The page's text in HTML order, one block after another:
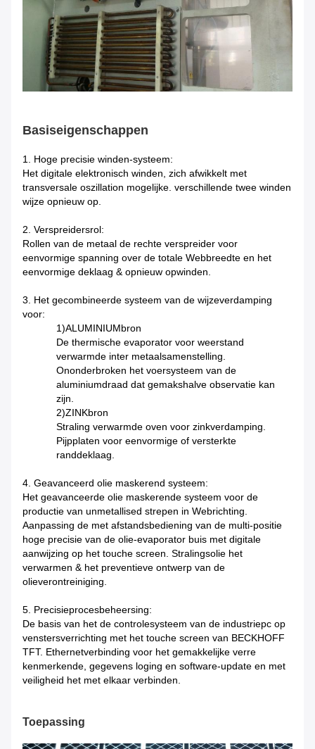
Basiseigenschappen
1. Hoge precisie winden-systeem:
Het digitale elektronisch winden, zich afwikkelt met
transversale oszillation mogelijke. verschillende twee winden
wijze opnieuw op.
2. Verspreidersrol:
Rollen van de metaal de rechte verspreider voor
eenvormige spanning over de totale Webbreedte en het
eenvormige deklaag & opnieuw opwinden.
3. Het gecombineerde systeem van de wijzeverdamping
voor:
1)ALUMINIUMbron
De thermische evaporator voor weerstand
verwarmde inter metaalsamenstelling.
Ononderbroken het voersysteem van de
aluminiumdraad dat gemakshalve observatie kan
zijn.
2)ZINKbron
Straling verwarmde oven voor zinkverdamping.
Pijpplaten voor eenvormige of versterkte
randdeklaag.
4. Geavanceerd olie maskerend systeem:
Het geavanceerde olie maskerende systeem voor de
productie van unmetallised strepen in Webrichting.
Aanpassing de met afstandsbediening van de multi-positie
hoge precisie van de olie-evaporator buis met digitale
aanwijzing op het touche screen. Stralingsolie het
verwarmen & het preventieve ontwerp van de
olieverontreiniging.
5. Precisieprocesbeheersing:
De basis van het de controlesysteem van de industriepc op
venstersverrichting met het touche screen van BECKHOFF
TFT. Ethernetverbinding voor het gemakkelijke verre
kenmerkende, gegevens loging en software-update en met
veiligheid het met elkaar verbinden.
Toepassing